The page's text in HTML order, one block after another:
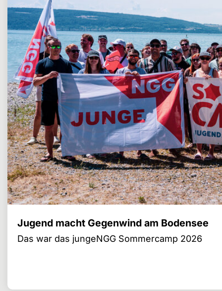
Jugend macht Gegenwind am Bodensee
Das war das jungeNGG Sommercamp 2026